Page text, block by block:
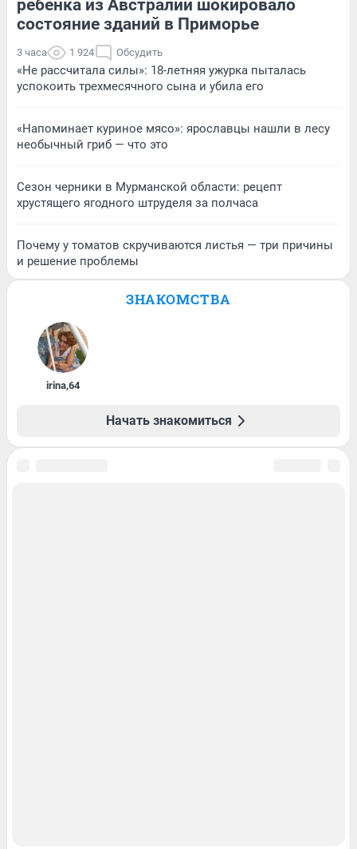
ребенка из Австралии шокировало
состояние зданий в Приморье
3 часа 1 924 Обсудить
«Не рассчитала силы»: 18-летняя ужурка пыталась
успокоить трехмесячного сына и убила его
«Напоминает куриное мясо»: ярославцы нашли в лесу
необычный гриб — что это
Сезон черники в Мурманской области: рецепт
хрустящего ягодного штруделя за полчаса
Почему у томатов скручиваются листья — три причины
и решение проблемы
ЗНАКОМСТВА
irina,64
Начать знакомиться